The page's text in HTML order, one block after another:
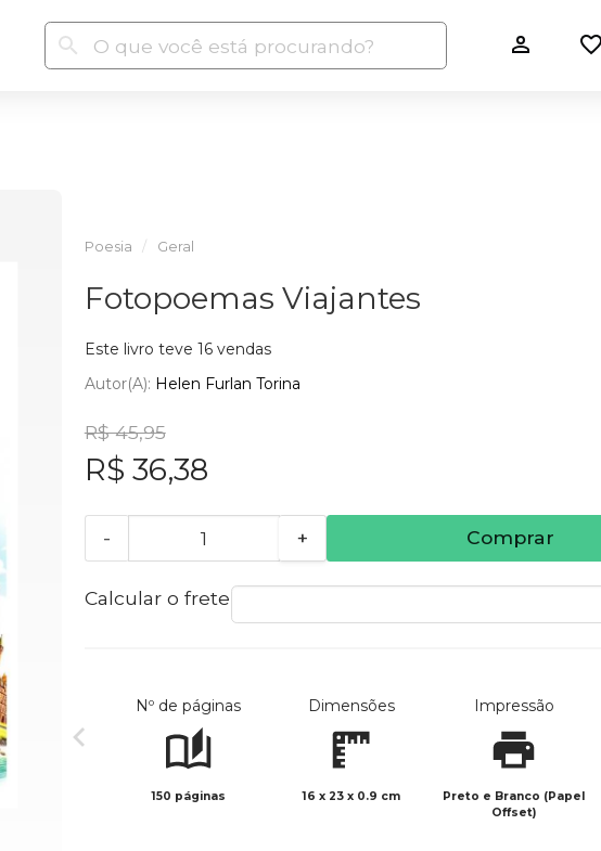
Poesia Geral
Fotopoemas Viajantes
Este livro teve 16 vendas
Autor(a): Helen Furlan Torina
R$ 45,95
R$ 36,38
- + Comprar
Calcular o frete
Nº de páginas
150 páginas
Dimensões
16 x 23 x 0.9 cm
Impressão
Preto e Branco (Papel
Offset)